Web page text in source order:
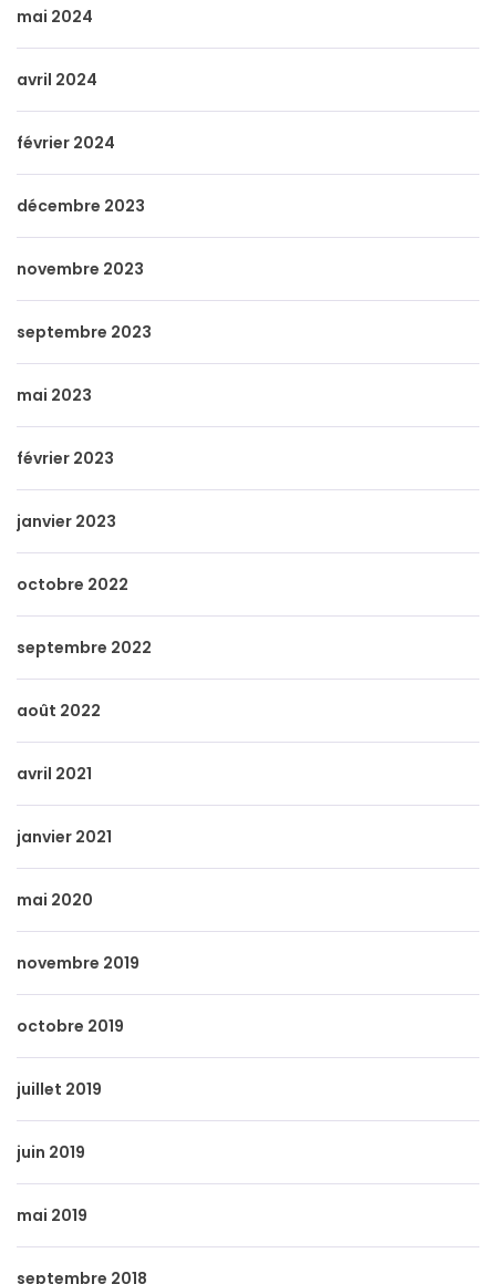
mai 2024
avril 2024
février 2024
décembre 2023
novembre 2023
septembre 2023
mai 2023
février 2023
janvier 2023
octobre 2022
septembre 2022
août 2022
avril 2021
janvier 2021
mai 2020
novembre 2019
octobre 2019
juillet 2019
juin 2019
mai 2019
septembre 2018